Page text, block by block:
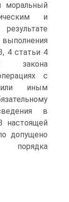
моральный
и
4 статьи 4
закона
с
иным
в
настоящей
допущено
порядка